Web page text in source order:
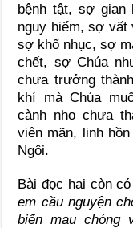
bệnh tật, sợ
nguy hiểm, sợ vất
sợ khổ nhục, sợ
chết, sợ Chúa
chưa trưởng
khí mà Chúa
cành nho chưa
viên mãn, linh
Ngôi.
Bài đọc hai còn
em cầu nguyện
biến mau chóng